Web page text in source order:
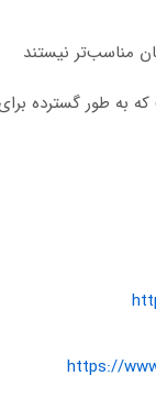
مناسب‌تر نیستند
https://